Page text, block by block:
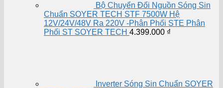
Bộ Chuyển Đổi Nguồn Sóng Sin
Chuẩn SOYER TECH STF 7500W Hệ
12V/24V/48V Ra 220V -Phân Phối STE Phân
Phối ST SOYER TECH 4.399.000 ₫
Inverter Sóng Sin Chuẩn SOYER